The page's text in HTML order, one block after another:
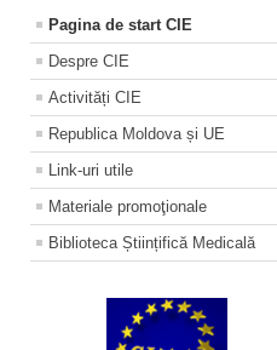
Pagina de start CIE
Despre CIE
Activități CIE
Republica Moldova și UE
Link-uri utile
Materiale promoţionale
Biblioteca Științifică Medicală